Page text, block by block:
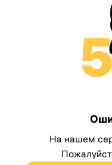
На нашем